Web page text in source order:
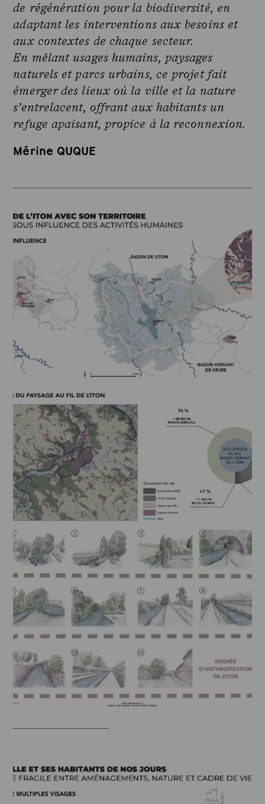
de régénération pour la biodiversité, en
adaptant les interventions aux besoins et
aux contextes de chaque secteur.
En mêlant usages humains, paysages
naturels et parcs urbains, ce projet fait
émerger des lieux où la ville et la nature
s’entrelacent, offrant aux habitants un
refuge apaisant, propice à la reconnexion.
Mérine QUQUE